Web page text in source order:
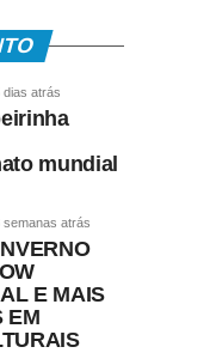
dias atrás
mundial
semanas atrás
E MAIS
EM